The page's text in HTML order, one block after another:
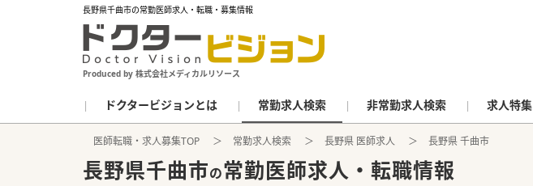
長野県千曲市の常勤医師求人・転職・募集情報
Produced by 株式会社メディカルリソース
ドクタービジョンとは 常勤求人検索 非常勤求人検索 求人特集
医師転職・求人募集TOP 常勤求人検索 長野県 医師求人 長野県 千曲市
長野県千曲市の常勤医師求人・転職情報